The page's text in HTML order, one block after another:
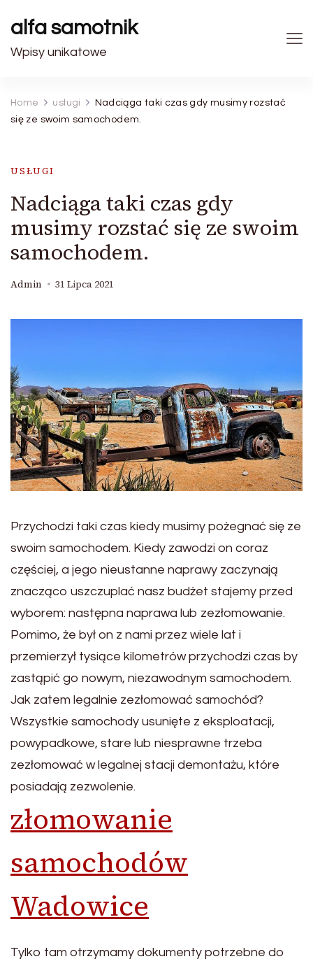
alfa samotnik
Wpisy unikatowe
Home usługi
Nadciąga taki czas gdy musimy rozstać
się ze swoim samochodem.
USŁUGI
Nadciąga taki czas gdy
musimy rozstać się ze swoim
samochodem.
Admin 31 Lipca 2021
Przychodzi taki czas kiedy musimy pożegnać się ze
swoim samochodem. Kiedy zawodzi on coraz
częściej, a jego nieustanne naprawy zaczynają
znacząco uszczuplać nasz budżet stajemy przed
wyborem: następna naprawa lub zezłomowanie.
Pomimo, że był on z nami przez wiele lat i
przemierzył tysiące kilometrów przychodzi czas by
zastąpić go nowym, niezawodnym samochodem.
Jak zatem legalnie zezłomować samochód?
Wszystkie samochody usunięte z eksploatacji,
powypadkowe, stare lub niesprawne trzeba
zezłomować w legalnej stacji demontażu, które
posiadają zezwolenie.
złomowanie
samochodów
Wadowice
Tylko tam otrzymamy dokumenty potrzebne do